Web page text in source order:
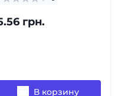
грн.
В корзину